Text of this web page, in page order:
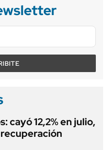
cayó 12,2% en julio,